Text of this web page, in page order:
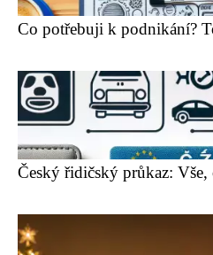
Co potřebuji k podnikání?
Český řidičský průkaz: Vše,